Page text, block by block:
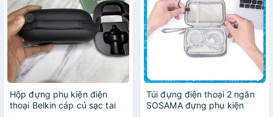
Hộp đựng phụ kiện điện
thoại Belkin cáp củ sạc tai
Túi đựng điện thoại 2 ngăn
SOSAMA đựng phụ kiện